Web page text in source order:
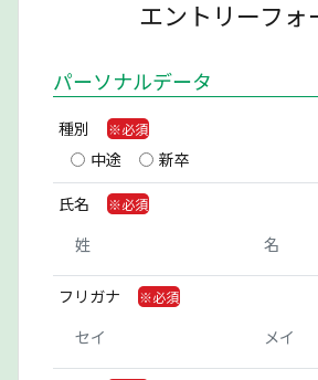
エントリーフォ
パーソナルデータ
種別
中途
新卒
氏名
フリガナ